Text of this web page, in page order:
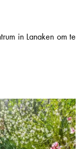
in Lanaken om te